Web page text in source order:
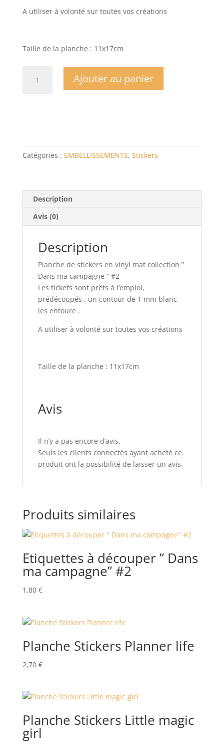
A utiliser à volonté sur toutes vos créations
Taille de la planche : 11x17cm
Ajouter au panier
Catégories : EMBELLISSEMENTS, Stickers
Description
Avis (0)
Description
Planche de stickers en vinyl mat collection ”
Dans ma campagne ” #2
Les tickets sont prêts à l’emploi,
prédécoupés , un contour de 1 mm blanc
les entoure .
A utiliser à volonté sur toutes vos créations
Taille de la planche : 11x17cm
Avis
Il n’y a pas encore d’avis.
Seuls les clients connectés ayant acheté ce
produit ont la possibilité de laisser un avis.
Produits similaires
Etiquettes à découper ” Dans
ma campagne” #2
1,80 €
Planche Stickers Planner life
2,70 €
Planche Stickers Little magic
girl